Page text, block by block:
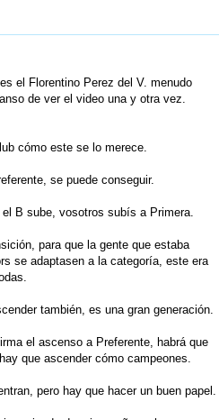
el Florentino Perez del V. menudo
de ver el video una y otra vez.
cómo este se lo merece.
se puede conseguir.
B sube, vosotros subís a Primera.
para que la gente que estaba
se adaptasen a la categoría, este era
también, es una gran generación.
el ascenso a Preferente, habrá que
que ascender cómo campeones.
pero hay que hacer un buen papel.